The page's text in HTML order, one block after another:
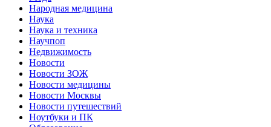
Народная медицина
Наука
Наука и техника
Научпоп
Недвижимость
Новости
Новости ЗОЖ
Новости медицины
Новости Москвы
Новости путешествий
Ноутбуки и ПК